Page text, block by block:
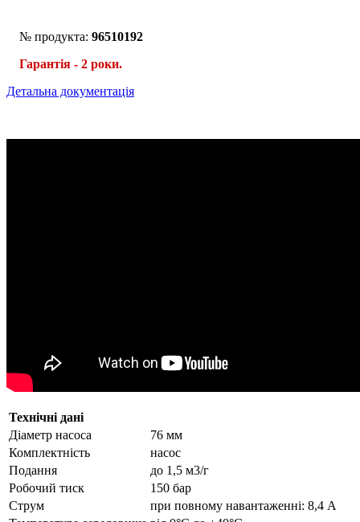
№ продукта: 96510192
Гарантія - 2 роки.
Детальна документація
Технічні дані
Діаметр насоса
76 мм
Комплектність
насос
Подання
до 1,5 м3/г
Робочий тиск
150 бар
Струм
при повному навантаженні: 8,4 А